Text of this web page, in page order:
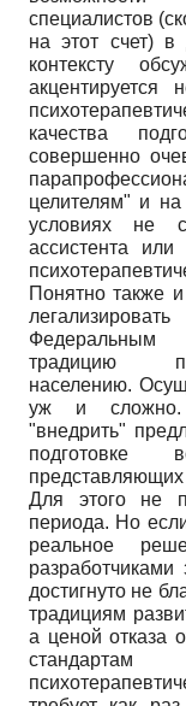
специалистов
на этот счет) в
контексту
акцентируется
качества
совершенно
целителям" и
условиях не
ассистента
Понятно также
Федеральным
традицию
населению.
уж и сложно.
"внедрить"
подготовке
Для этого не
периода. Но
реальное
достигнуто не
традициям
а ценой отказа